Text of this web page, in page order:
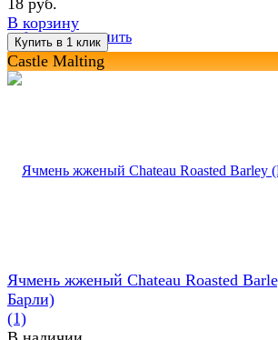
избранное сравнить
В корзину
Castle Malting
Ячмень жженый Chateau Roasted
Барли)
(1)